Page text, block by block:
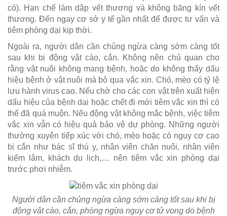
có). Hạn chế làm dập vết thương và không băng kín vết
thương. Đến ngay cơ sở y tế gần nhất để được tư vấn và
tiêm phòng dại kịp thời.
Ngoài ra, người dân cần chủng ngừa càng sớm càng tốt
sau khi bị động vật cào, cắn. Không nên chủ quan cho
rằng vật nuôi không mang bệnh, hoặc do không thấy dấu
hiệu bệnh ở vật nuôi mà bỏ qua vắc xin. Chó, mèo có tỷ lệ
lưu hành virus cao. Nếu chờ cho các con vật trên xuất hiện
dấu hiệu của bệnh dại hoặc chết đi mới tiêm vắc xin thì có
thể đã quá muộn. Nếu động vật không mắc bệnh, việc tiêm
vắc xin vẫn có hiệu quả bảo vệ dự phòng. Những người
thường xuyên tiếp xúc với chó, mèo hoặc có nguy cơ cao
bị cắn như bác sĩ thú y, nhân viên chăn nuôi, nhân viên
kiểm lâm, khách du lịch,… nên tiêm vắc xin phòng dại
trước phơi nhiễm.
Người dân cần chủng ngừa càng sớm càng tốt sau khi bị
động vật cào, cắn, phòng ngừa nguy cơ tử vong do bệnh